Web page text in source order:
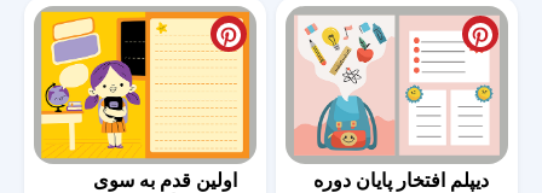
دیپلم افتخار پایان دوره
اولین قدم به سوی